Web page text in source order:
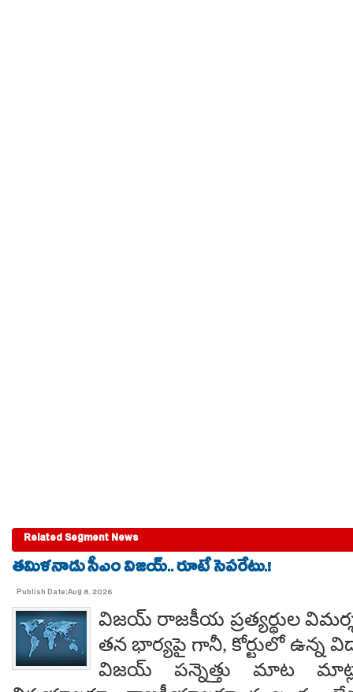
Related Segment News
తమిళనాడు సీఎం విజయ్.. రూటే సెపరేటు.!
Publish Date:Aug 8, 2026
విజయ్ రాజకీయ ప్రత్యర్థుల
తన భార్యపై గానీ, కోర్టులో ఉన్న
విజయ్ పన్నెత్తు మాట